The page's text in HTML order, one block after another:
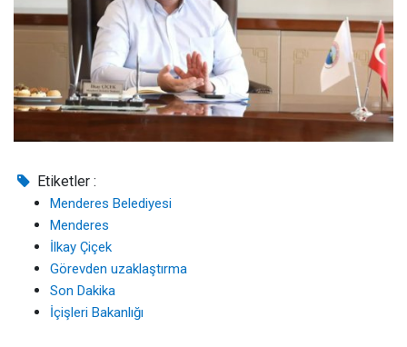
Etiketler :
Menderes Belediyesi
Menderes
İlkay Çiçek
Görevden uzaklaştırma
Son Dakika
İçişleri Bakanlığı